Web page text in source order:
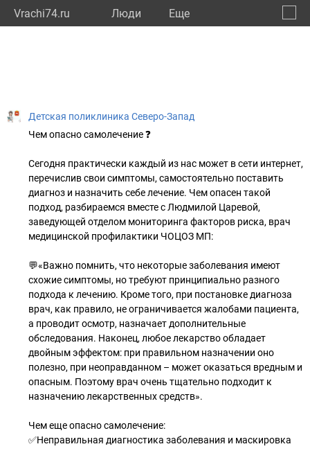
Vrachi74.ru Люди Eще
Детская поликлиника Северо-Запад
Чем опасно самолечение ❓
Сегодня практически каждый из нас может в сети интернет,
перечислив свои симптомы, самостоятельно поставить
диагноз и назначить себе лечение. Чем опасен такой
подход, разбираемся вместе с Людмилой Царевой,
заведующей отделом мониторинга факторов риска, врач
медицинской профилактики ЧОЦОЗ МП:
💬«Важно помнить, что некоторые заболевания имеют
схожие симптомы, но требуют принципиально разного
подхода к лечению. Кроме того, при постановке диагноза
врач, как правило, не ограничивается жалобами пациента,
а проводит осмотр, назначает дополнительные
обследования. Наконец, любое лекарство обладает
двойным эффектом: при правильном назначении оно
полезно, при неоправданном – может оказаться вредным и
опасным. Поэтому врач очень тщательно подходит к
назначению лекарственных средств».
Чем еще опасно самолечение:
✅Неправильная диагностика заболевания и маскировка